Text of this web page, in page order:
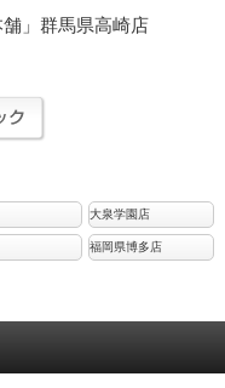
」群馬県高崎店
大泉学園店
福岡県博多店